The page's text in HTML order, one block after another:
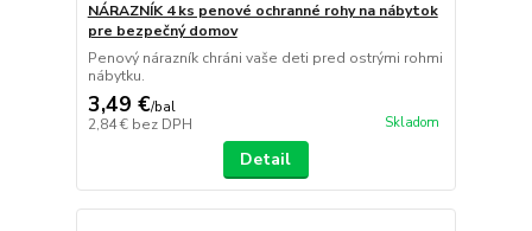
NÁRAZNÍK 4 ks penové ochranné rohy na nábytok
pre bezpečný domov
Penový nárazník chráni vaše deti pred ostrými rohmi
nábytku.
3,49 €/bal
2,84 € bez DPH Skladom
Detail